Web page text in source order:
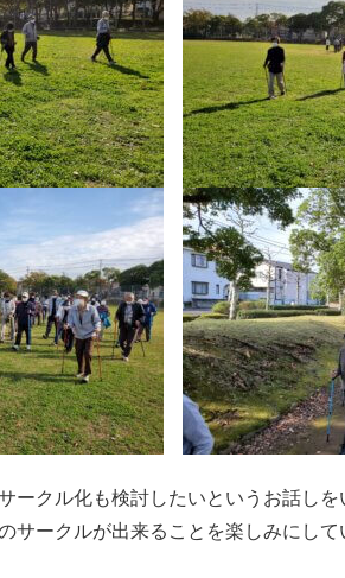
ークル化も検討したいというお話し
サークルが出来ることを楽しみにして